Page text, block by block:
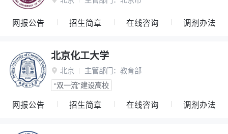
网报公告 招生简章 在线咨询 调剂办法
北京化工大学
 北京 主管部门： 教育部
“双一流”建设高校
网报公告 招生简章 在线咨询 调剂办法